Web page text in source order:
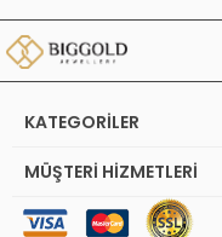
KATEGORILER
MÜŞTERI HIZMETLERI